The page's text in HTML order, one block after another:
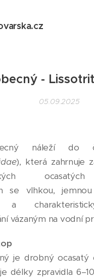
-
05.09.2025
náleží do
), která zahrnuje
se vlhkou,
a
vázaným na vodní
je drobný ocasatý
délky zpravidla